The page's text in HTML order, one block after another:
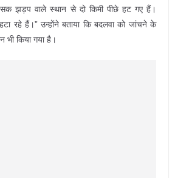
झड़प वाले स्थान से दो किमी पीछे हट गए हैं।
रहे हैं।” उन्होंने बताया कि बदलवा को जांचने के
भी किया गया है।